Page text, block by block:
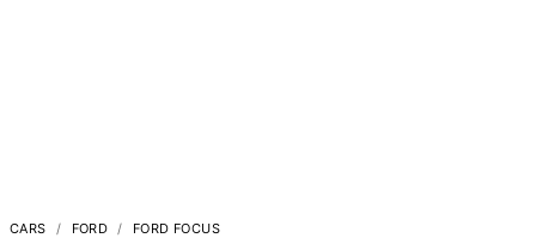
CARS FORD FORD FOCUS